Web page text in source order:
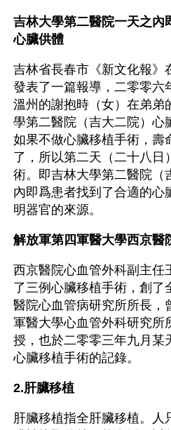
吉林大學第二醫院一天之內
心臟供體
吉林省長春市《新文化報》
發表了一篇報導，二零零六
溫州的謝抱時（女）在弟弟
學第二醫院（吉大二院）心
如果不做心臟移植手術，壽
了，所以第二天（二十八日
術。即吉林大學第二醫院（
內即爲患者找到了合適的心
明器官的來源。
解放軍第四軍醫大學西京醫
西京醫院心血管外科副主任
了三例心臟移植手術，創了
醫院心血管病研究所所長，
軍醫大學心血管外科研究所
授，也於二零零三年九月某
心臟移植手術的記錄。
2.肝臟移植
肝臟移植指全肝臟移植。人